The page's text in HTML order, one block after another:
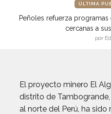
ÚLTIMA
Peñoles refuerza
cercanas a
por
El proyecto minero El
distrito de
al norte del Perú, ha sido